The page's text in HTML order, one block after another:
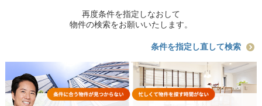
再度条件を指定しなおして
物件の検索をお願いいたします。
条件を指定し直して検索